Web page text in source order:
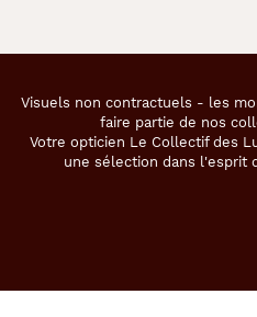
Visuels non contractuels - les
faire partie de nos
Votre opticien Le Collectif des
une sélection dans l'esprit